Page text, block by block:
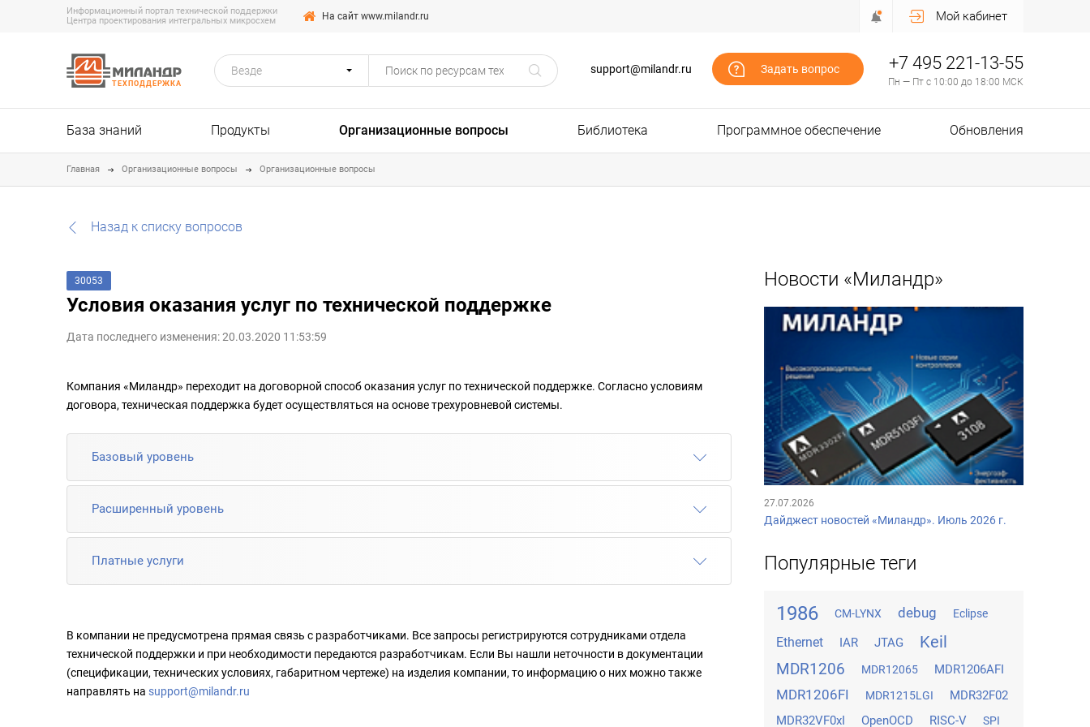
Информационный портал технической поддержки
Центра проектирования интегральных микросхем
На сайт www.milandr.ru Мой кабинет
ТЕХПОДДЕРЖКА
Везде support@milandr.ru Задать вопрос +7 495 221-13-55
Пн — Пт с 10:00 до 18:00 МСК
База знаний Продукты Организационные вопросы Библиотека Программное обеспечение Обновления
Главная Организационные вопросы Организационные вопросы
Назад к списку вопросов
30053
Условия оказания услуг по технической поддержке
Дата последнего изменения: 20.03.2020 11:53:59
Компания «Миландр» переходит на договорной способ оказания услуг по технической поддержке. Согласно условиям
договора, техническая поддержка будет осуществляться на основе трехуровневой системы.
Базовый уровень
Расширенный уровень
Платные услуги
В компании не предусмотрена прямая связь с разработчиками. Все запросы регистрируются сотрудниками отдела
технической поддержки и при необходимости передаются разработчикам. Если Вы нашли неточности в документации
(спецификации, технических условиях, габаритном чертеже) на изделия компании, то информацию о них можно также
направлять на support@milandr.ru
Новости «Миландр»
27.07.2026
Дайджест новостей «Миландр». Июль 2026 г.
Популярные теги
1986 CM-LYNX debug Eclipse
Ethernet IAR JTAG Keil
MDR1206 MDR12065 MDR1206AFI
MDR1206FI MDR1215LGI
MDR32F02
MDR32VF0xI
OpenOCD RISC-V SPI